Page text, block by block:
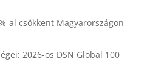
al csökkent Magyarországon
2026-os DSN Global 100